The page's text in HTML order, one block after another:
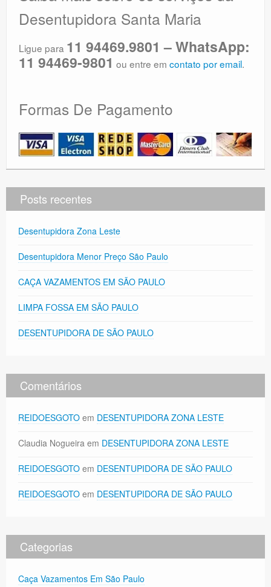
Desentupidora Santa Maria
Ligue para 11 94469.9801 – WhatsApp:
11 94469-9801 ou entre em contato por email.
Formas De Pagamento
Posts recentes
Desentupidora Zona Leste
Desentupidora Menor Preço São Paulo
CAÇA VAZAMENTOS EM SÃO PAULO
LIMPA FOSSA EM SÃO PAULO
DESENTUPIDORA DE SÃO PAULO
Comentários
REIDOESGOTO em DESENTUPIDORA ZONA LESTE
Claudia Nogueira em DESENTUPIDORA ZONA LESTE
REIDOESGOTO em DESENTUPIDORA DE SÃO PAULO
REIDOESGOTO em DESENTUPIDORA DE SÃO PAULO
Categorias
Caça Vazamentos Em São Paulo